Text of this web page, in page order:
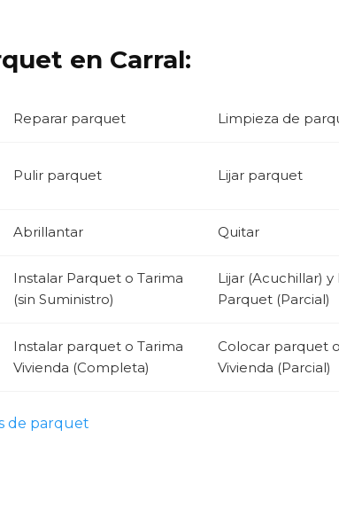
en Carral:
Reparar parquet Limpieza de
Pulir parquet Lijar parquet
Abrillantar Quitar
Instalar Parquet o Tarima
(sin Suministro)
Lijar (Acuchillar) y
Parquet (Parcial)
Instalar parquet o Tarima
Vivienda (Completa)
Colocar parquet
Vivienda (Parcial)
de parquet